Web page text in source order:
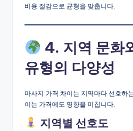
비용 절감으로 균형을 맞춥니다.
4. 지역 문화
유형의 다양성
마사지 가격 차이는 지역마다 선호하
이는 가격에도 영향을 미칩니다.
지역별 선호도